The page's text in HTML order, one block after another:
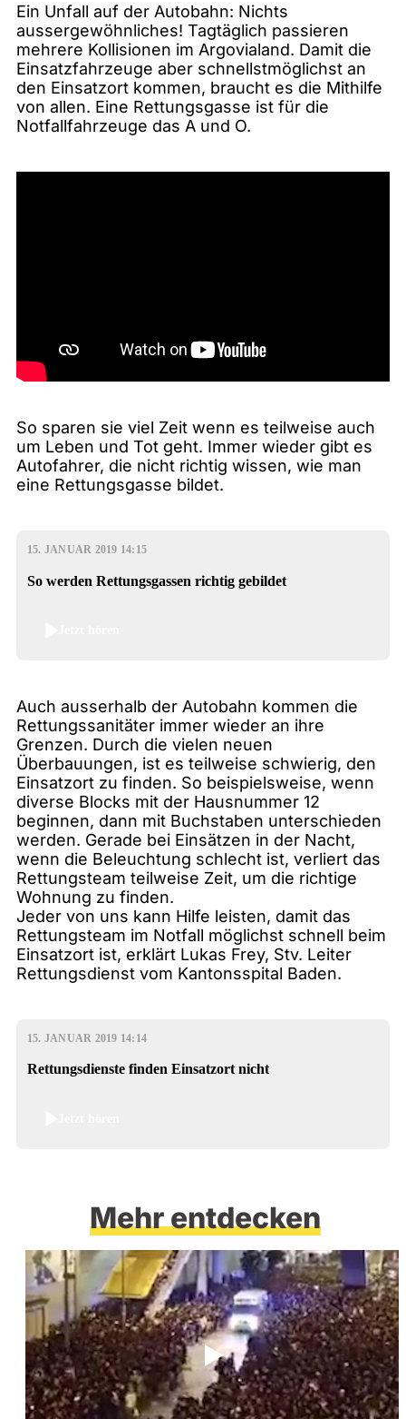
Ein Unfall auf der Autobahn: Nichts
aussergewöhnliches! Tagtäglich passieren
mehrere Kollisionen im Argovialand. Damit die
Einsatzfahrzeuge aber schnellstmöglichst an
den Einsatzort kommen, braucht es die Mithilfe
von allen. Eine Rettungsgasse ist für die
Notfallfahrzeuge das A und O.
So sparen sie viel Zeit wenn es teilweise auch
um Leben und Tot geht. Immer wieder gibt es
Autofahrer, die nicht richtig wissen, wie man
eine Rettungsgasse bildet.
15. JANUAR 2019 14:15
So werden Rettungsgassen richtig gebildet
Auch ausserhalb der Autobahn kommen die
Rettungssanitäter immer wieder an ihre
Grenzen. Durch die vielen neuen
Überbauungen, ist es teilweise schwierig, den
Einsatzort zu finden. So beispielsweise, wenn
diverse Blocks mit der Hausnummer 12
beginnen, dann mit Buchstaben unterschieden
werden. Gerade bei Einsätzen in der Nacht,
wenn die Beleuchtung schlecht ist, verliert das
Rettungsteam teilweise Zeit, um die richtige
Wohnung zu finden.
Jeder von uns kann Hilfe leisten, damit das
Rettungsteam im Notfall möglichst schnell beim
Einsatzort ist, erklärt Lukas Frey, Stv. Leiter
Rettungsdienst vom Kantonsspital Baden.
15. JANUAR 2019 14:14
Rettungsdienste finden Einsatzort nicht
Mehr entdecken